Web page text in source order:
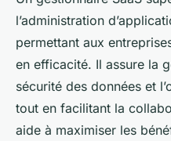
saas ? guide
Aaron•5 juin 2025•2 min de
l’administration
permettant aux
en efficacité. Il assure la
sécurité des données et
tout en facilitant la
aide à maximiser les